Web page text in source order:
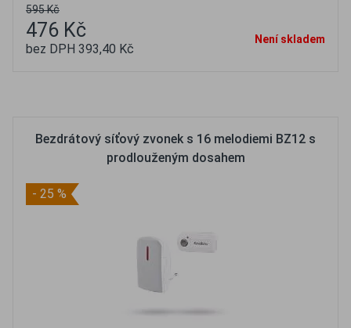
595 Kč
476 Kč
bez DPH 393,40 Kč
Není skladem
Bezdrátový síťový zvonek s 16 melodiemi BZ12 s
prodlouženým dosahem
- 25 %